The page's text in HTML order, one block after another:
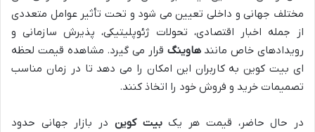
مختلف جهانی و داخلی تعیین می شود و تحت تأثیر عوامل متعددی
از جمله اخبار اقتصادی، تحولات ژئوپلیتیکی، پذیرش سازمانی و
رویدادهای خاص مانندهاوینگ قرار می گیرد. مشاهده قیمت لحظه
ای بیت کوین به کاربران این امکان را می دهد تا در زمان مناسب
تصمیمات خرید و فروش خود را اتخاذ کنند.
در حال حاضر، قیمت هر یکبیت کوین در بازار جهانی حدود